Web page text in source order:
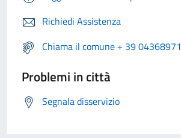
Richiedi Assistenza
Chiama il comune + 39 04368971
Problemi in città
Segnala disservizio